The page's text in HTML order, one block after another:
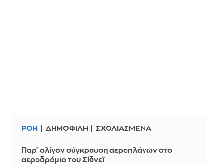
ΡΟΗ ΔΗΜΟΦΙΛΗ ΣΧΟΛΙΑΣΜΕΝΑ
Παρ' ολίγον σύγκρουση αεροπλάνων στο
αεροδρόμιο του Σίδνεϊ